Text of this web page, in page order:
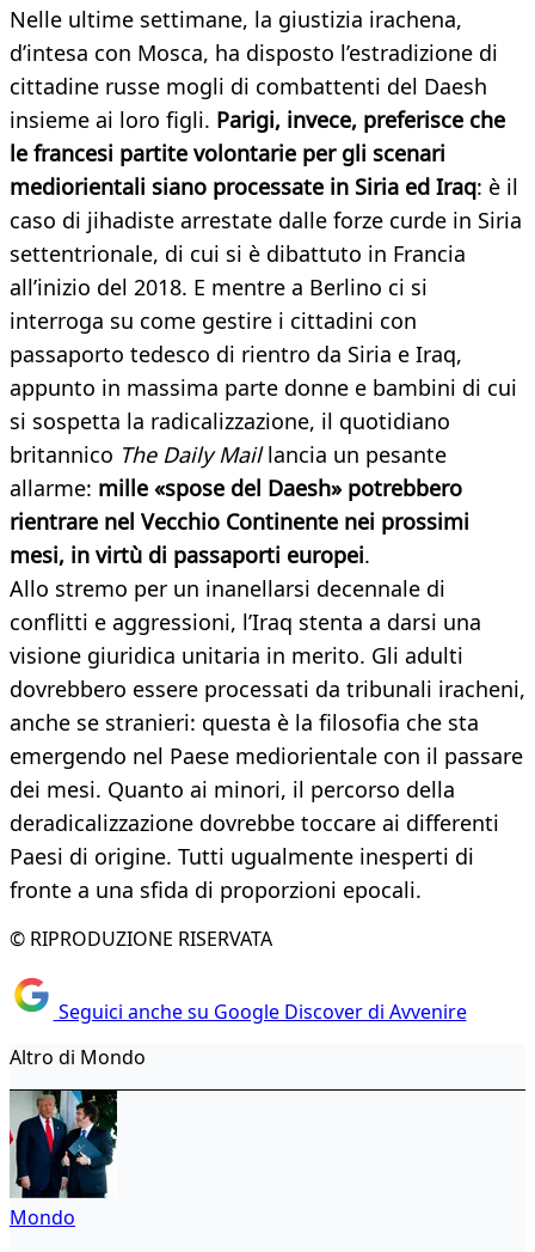
Nelle ultime settimane, la giustizia irachena,
d’intesa con Mosca, ha disposto l’estradizione di
cittadine russe mogli di combattenti del Daesh
insieme ai loro figli. Parigi, invece, preferisce che
le francesi partite volontarie per gli scenari
mediorientali siano processate in Siria ed Iraq: è il
caso di jihadiste arrestate dalle forze curde in Siria
settentrionale, di cui si è dibattuto in Francia
all’inizio del 2018. E mentre a Berlino ci si
interroga su come gestire i cittadini con
passaporto tedesco di rientro da Siria e Iraq,
appunto in massima parte donne e bambini di cui
si sospetta la radicalizzazione, il quotidiano
britannico The Daily Maillancia un pesante
allarme: mille «spose del Daesh» potrebbero
rientrare nel Vecchio Continente nei prossimi
mesi, in virtù di passaporti europei.
Allo stremo per un inanellarsi decennale di
conflitti e aggressioni, l’Iraq stenta a darsi una
visione giuridica unitaria in merito. Gli adulti
dovrebbero essere processati da tribunali iracheni,
anche se stranieri: questa è la filosofia che sta
emergendo nel Paese mediorientale con il passare
dei mesi. Quanto ai minori, il percorso della
deradicalizzazione dovrebbe toccare ai differenti
Paesi di origine. Tutti ugualmente inesperti di
fronte a una sfida di proporzioni epocali.
© RIPRODUZIONE RISERVATA
Seguici anche su Google Discover di Avvenire
Altro di Mondo
Mondo